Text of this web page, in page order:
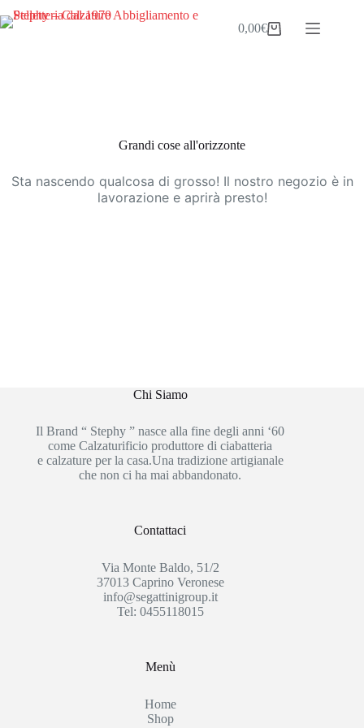
al
Carrello
0,00€
Grandi cose all'orizzonte
Sta nascendo qualcosa di grosso! Il nostro negozio è in
lavorazione e aprirà presto!
Chi Siamo
Il Brand “ Stephy ” nasce alla fine degli anni ‘60
come Calzaturificio produttore di ciabatteria
e calzature per la casa.Una tradizione artigianale
che non ci ha mai abbandonato.
Contattaci
Via Monte Baldo, 51/2
37013 Caprino Veronese
info@segattinigroup.it
Tel: 0455118015
Menù
Home
Shop